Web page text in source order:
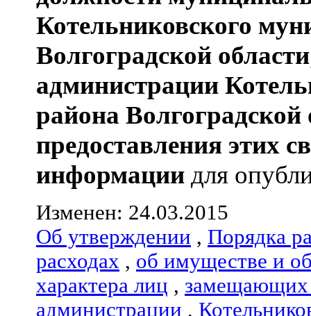
Котельниковского
Волгоградской области
администрации
района Волгоградской
предоставления этих
информации для
Изменен: 24.03.2015
Об утверждении , Порядка
расходах , об имуществе и
характера лиц , замещающих
администрации ,